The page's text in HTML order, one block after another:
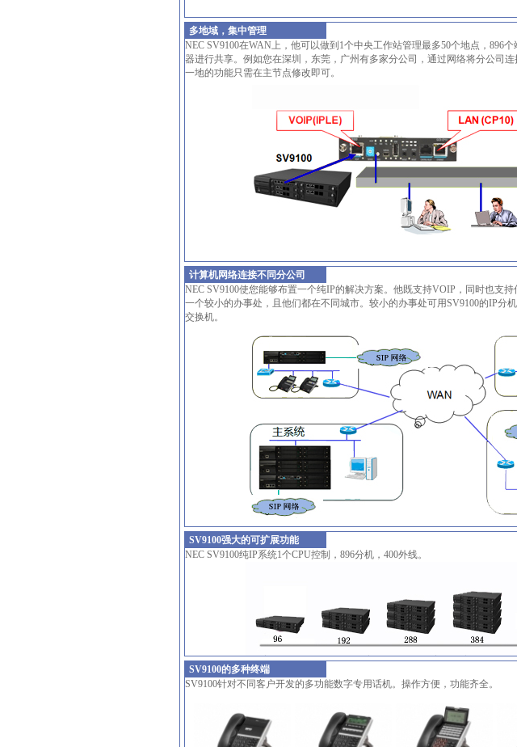
多地域，集中管理
NEC SV9100在WAN上，他可以做到1个中央工作站管理最多50个地点，896
器进行共享。例如您在深圳，东莞，广州有多家分公司，通过网络将分公司
一地的功能只需在主节点修改即可。
计算机网络连接不同分公司
NEC SV9100使您能够布置一个纯IP的解决方案。他既支持VOIP，同时也支
一个较小的办事处，且他们都在不同城市。较小的办事处可用SV9100的IP分
交换机。
SV9100强大的可扩展功能
NEC SV9100纯IP系统1个CPU控制，896分机，400外线。
SV9100的多种终端
SV9100针对不同客户开发的多功能数字专用话机。操作方便，功能齐全。